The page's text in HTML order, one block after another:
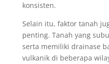
konsisten.
Selain itu, faktor tanah
penting. Tanah yang
serta memiliki drainase
vulkanik di beberapa